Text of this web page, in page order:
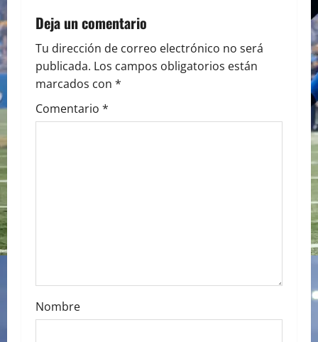
n
a
v
i
n
Deja un comentario
Tu dirección de correo electrónico no será
publicada. Los campos obligatorios están
marcados con *
Comentario *
Nombre